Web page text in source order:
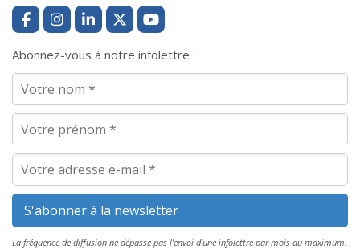
Abonnez-vous à notre infolettre :
La fréquence de diffusion ne dépasse pas l'envoi d'une infolettre par mois au maximum.